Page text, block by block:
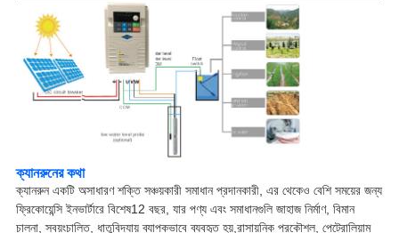
ক্যানরুনের কথা
ক্যানরুন একটি অসাধারণ শক্তি সঞ্চয়কারী সমাধান প্রদানকারী, এর থেকেও বেশি সময়ের জন্য
ফ্রিকোয়েন্সি ইনভার্টারে বিশেষ12 বছর, যার পণ্য এবং সমাধানগুলি জাহাজ নির্মাণ, বিমান
চালনা, স্বয়ংচালিত, ধাতুবিদ্যায় ব্যাপকভাবে ব্যবহৃত হয়, রাসায়নিক প্রকৌশল, পেট্রোলিয়াম